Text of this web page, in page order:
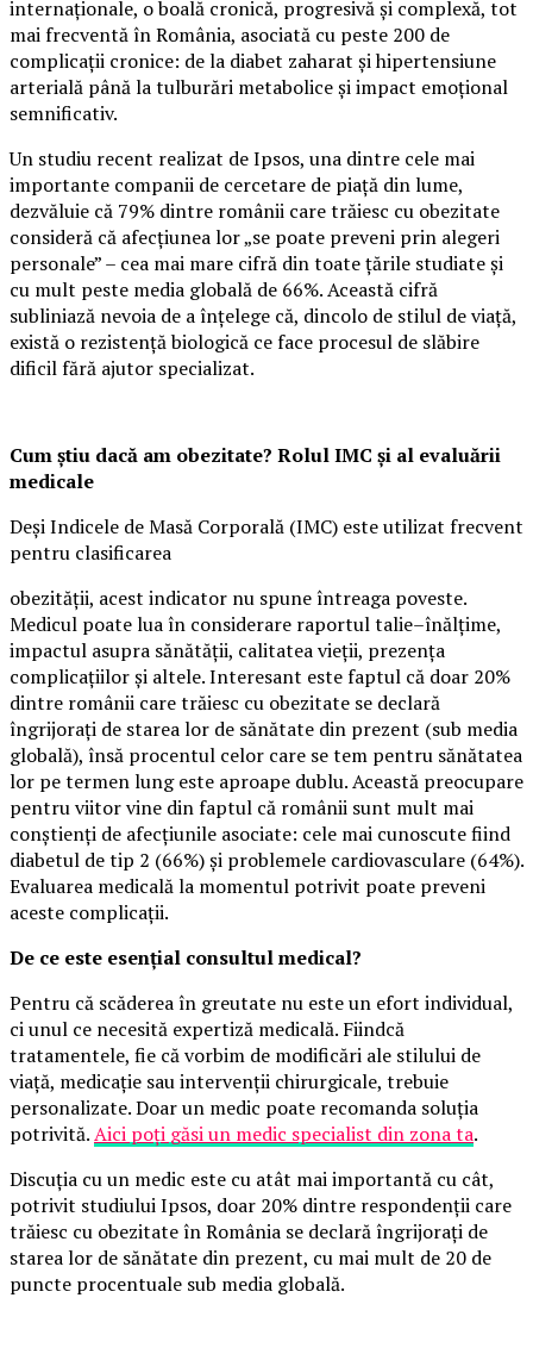
internaționale, o boală cronică, progresivă și complexă, tot
mai frecventă în România, asociată cu peste 200 de
complicații cronice: de la diabet zaharat și hipertensiune
arterială până la tulburări metabolice și impact emoțional
semnificativ.
Un studiu recent realizat de Ipsos, una dintre cele mai
importante companii de cercetare de piață din lume,
dezvăluie că 79% dintre românii care trăiesc cu obezitate
consideră că afecțiunea lor „se poate preveni prin alegeri
personale” – cea mai mare cifră din toate țările studiate și
cu mult peste media globală de 66%. Această cifră
subliniază nevoia de a înțelege că, dincolo de stilul de viață,
există o rezistență biologică ce face procesul de slăbire
dificil fără ajutor specializat.
Cum știu dacă am obezitate? Rolul IMC și al evaluării
medicale
Deși Indicele de Masă Corporală (IMC) este utilizat frecvent
pentru clasificarea
obezității, acest indicator nu spune întreaga poveste.
Medicul poate lua în considerare raportul talie–înălțime,
impactul asupra sănătății, calitatea vieții, prezența
complicațiilor și altele. Interesant este faptul că doar 20%
dintre românii care trăiesc cu obezitate se declară
îngrijorați de starea lor de sănătate din prezent (sub media
globală), însă procentul celor care se tem pentru sănătatea
lor pe termen lung este aproape dublu. Această preocupare
pentru viitor vine din faptul că românii sunt mult mai
conștienți de afecțiunile asociate: cele mai cunoscute fiind
diabetul de tip 2 (66%) și problemele cardiovasculare (64%).
Evaluarea medicală la momentul potrivit poate preveni
aceste complicații.
De ce este esențial consultul medical?
Pentru că scăderea în greutate nu este un efort individual,
ci unul ce necesită expertiză medicală. Fiindcă
tratamentele, fie că vorbim de modificări ale stilului de
viață, medicație sau intervenții chirurgicale, trebuie
personalizate. Doar un medic poate recomanda soluția
potrivită.Aici poți găsi un medic specialist din zona ta.
Discuția cu un medic este cu atât mai importantă cu cât,
potrivit studiului Ipsos, doar 20% dintre respondenții care
trăiesc cu obezitate în România se declară îngrijorați de
starea lor de sănătate din prezent, cu mai mult de 20 de
puncte procentuale sub media globală.